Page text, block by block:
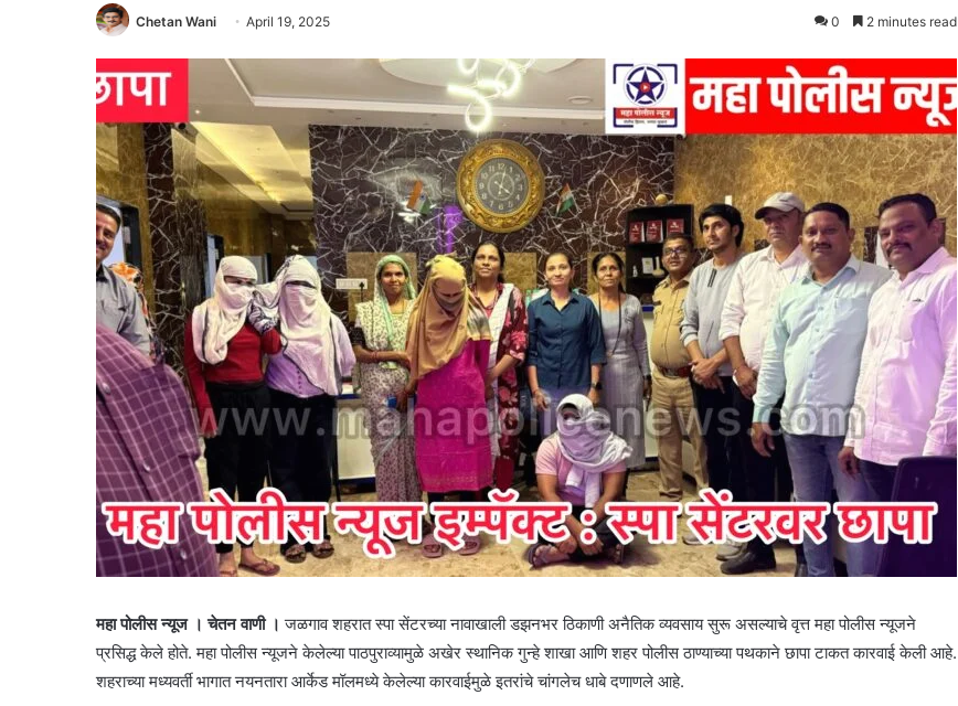
Chetan Wani April 19, 2025 0 2 minutes read
महा पोलीस न्यूज । चेतन वाणी । जळगाव शहरात स्पा सेंटरच्या नावाखाली डझनभर ठिकाणी अनैतिक व्यवसाय सुरू असल्याचे वृत्त महा पोलीस न्यूजने
प्रसिद्ध केले होते. महा पोलीस न्यूजने केलेल्या पाठपुराव्यामुळे अखेर स्थानिक गुन्हे शाखा आणि शहर पोलीस ठाण्याच्या पथकाने छापा टाकत कारवाई केली आहे.
शहराच्या मध्यवर्ती भागात नयनतारा आर्केड मॉलमध्ये केलेल्या कारवाईमुळे इतरांचे चांगलेच धाबे दणाणले आहे.